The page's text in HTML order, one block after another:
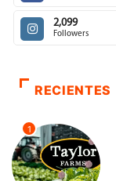
2,099
Followers
RECIENTES
1